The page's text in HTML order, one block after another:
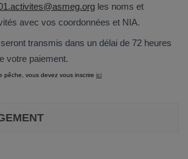
les noms et
avec vos coordonnées et NIA.
transmis dans un délai de 72 heures
votre paiement.
pêche, vous devez vous inscrire ici